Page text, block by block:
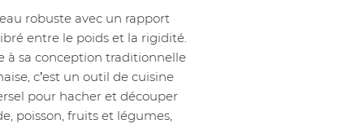
robuste avec un rapport
entre le poids et la rigidité.
à sa conception traditionnelle
c’est un outil de cuisine
pour hacher et découper
poisson, fruits et légumes,